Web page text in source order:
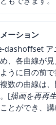
ーション
dashoffset ア
、各曲線が
うに目の前
数の曲線は
[描画を再再
とができ、